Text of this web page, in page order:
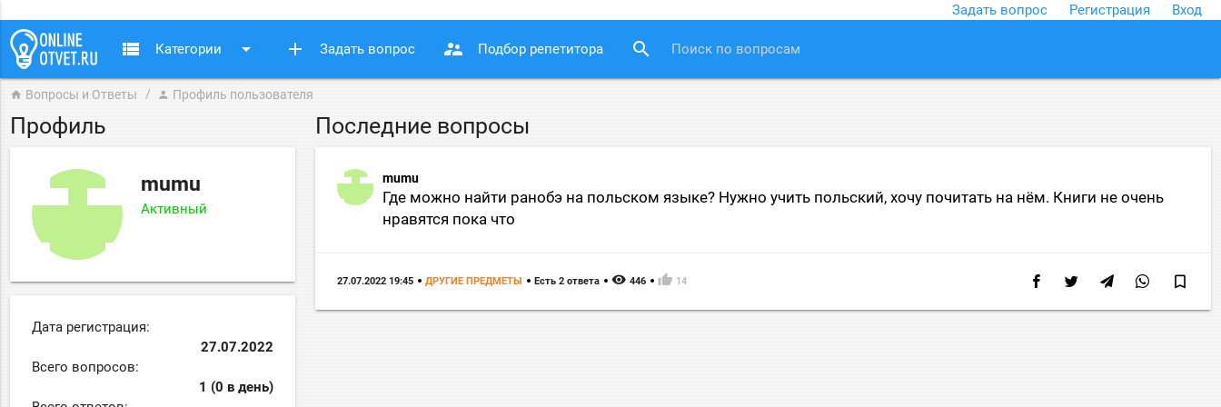
Задать вопрос Регистрация Вход
view_list Категории arrow_drop_down add Задать вопрос supervisor_account Подбор репетитора search
home Вопросы и Ответы person Профиль пользователя
Профиль
mumu
Активный
Дата регистрация:
27.07.2022
Всего вопросов:
1 (0 в день)
Последние вопросы
mumu
Где можно найти ранобэ на польском языке? Нужно учить польский, хочу почитать на нём. Книги не очень
нравятся пока что
bookmark_border
27.07.2022 19:45 ДРУГИЕ ПРЕДМЕТЫ Есть 2 ответа remove_red_eye 446 thumb_up 14